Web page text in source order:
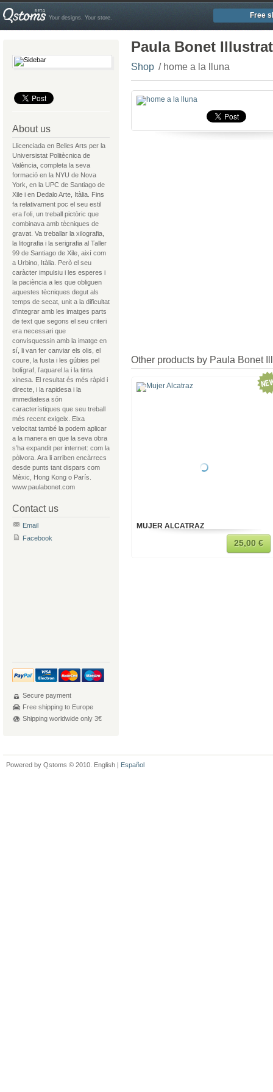
Your designs. Your store. Free
About us
Llicenciada en Belles Arts per la
Universistat Politècnica de
València, completa la seva
formació en la NYU de Nova
York, en la UPC de Santiago de
Xile i en Dedalo Arte, Itàlia. Fins
fa relativament poc el seu estil
era l’oli, un treball pictòric que
combinava amb tècniques de
gravat. Va treballar la xilografia,
la litografia i la serigrafia al Taller
99 de Santiago de Xile, així com
a Urbino, Itàlia. Però el seu
caràcter impulsiu i les esperes i
la paciència a les que obliguen
aquestes tècniques degut als
temps de secat, unit a la dificultat
d’integrar amb les imatges parts
de text que segons el seu criteri
era necessari que
convisquessin amb la imatge en
sí, li van fer canviar els olis, el
coure, la fusta i les gúbies pel
bolígraf, l’aquarel.la i la tinta
xinesa. El resultat és més ràpid i
directe, i la rapidesa i la
immediatesa són
característiques que seu treball
més recent exigeix. Eixa
velocitat també la podem aplicar
a la manera en que la seva obra
s’ha expandit per internet: com la
pòlvora. Ara li arriben encàrrecs
desde punts tant dispars com
Mèxic, Hong Kong o París.
www.paulabonet.com
Contact us
Email
Facebook
Secure payment
Free shipping to Europe
Shipping worldwide only 3€
Paula Bonet
Shop / home a la lluna
Other products by Paula Bonet
MUJER ALCATRAZ
25,00 €
Powered by Qstoms © 2010. English | Español